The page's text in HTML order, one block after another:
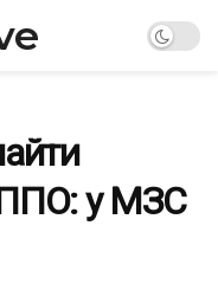
ППО: у МЗС